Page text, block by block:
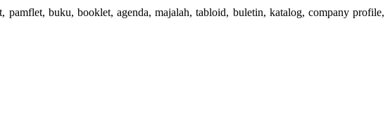
pamflet, buku, booklet, agenda, majalah, tabloid, buletin, katalog, company profile,